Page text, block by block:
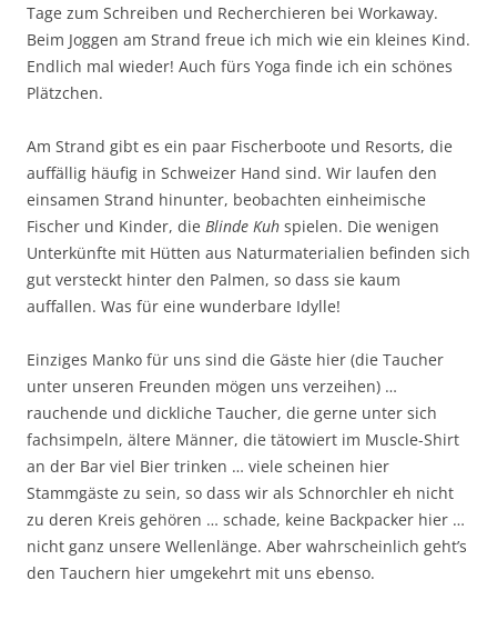
Tage zum Schreiben und Recherchieren bei Workaway.
Beim Joggen am Strand freue ich mich wie ein kleines Kind.
Endlich mal wieder! Auch fürs Yoga finde ich ein schönes
Plätzchen.
Am Strand gibt es ein paar Fischerboote und Resorts, die
auffällig häufig in Schweizer Hand sind. Wir laufen den
einsamen Strand hinunter, beobachten einheimische
Fischer und Kinder, die Blinde Kuh spielen. Die wenigen
Unterkünfte mit Hütten aus Naturmaterialien befinden sich
gut versteckt hinter den Palmen, so dass sie kaum
auffallen. Was für eine wunderbare Idylle!
Einziges Manko für uns sind die Gäste hier (die Taucher
unter unseren Freunden mögen uns verzeihen) …
rauchende und dickliche Taucher, die gerne unter sich
fachsimpeln, ältere Männer, die tätowiert im Muscle-Shirt
an der Bar viel Bier trinken … viele scheinen hier
Stammgäste zu sein, so dass wir als Schnorchler eh nicht
zu deren Kreis gehören … schade, keine Backpacker hier …
nicht ganz unsere Wellenlänge. Aber wahrscheinlich geht’s
den Tauchern hier umgekehrt mit uns ebenso.